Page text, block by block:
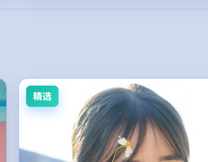
精选